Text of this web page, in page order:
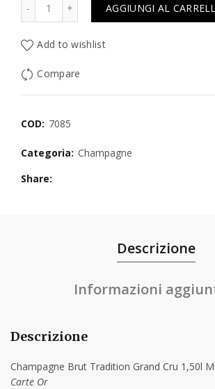
AGGIUNGI AL
Add to wishlist
Compare
COD: 7085
Categoria: Champagne
Share
Descrizione
Informazioni
Descrizione
Champagne Brut Tradition Grand Cru 1,50l
Carte Or